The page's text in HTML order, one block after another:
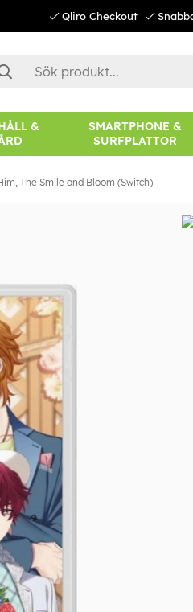
Qliro Checkout
&
SMARTPHONE &
SURFPLATTOR
The Smile and Bloom (Switch)